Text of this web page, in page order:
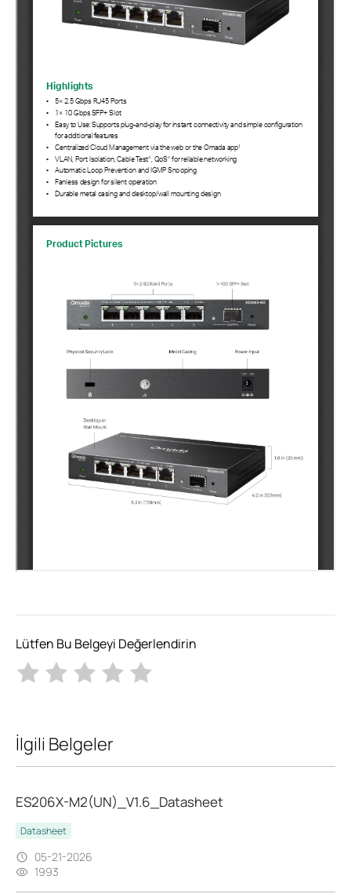
Lütfen Bu Belgeyi Değerlendirin
İlgili Belgeler
ES206X-M2(UN)_V1.6_Datasheet
Datasheet
05-21-2026
1993